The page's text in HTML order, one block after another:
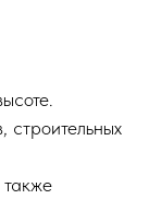
строительных